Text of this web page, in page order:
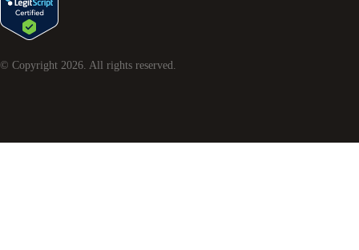
© Copyright 2026 . All rights reserved.